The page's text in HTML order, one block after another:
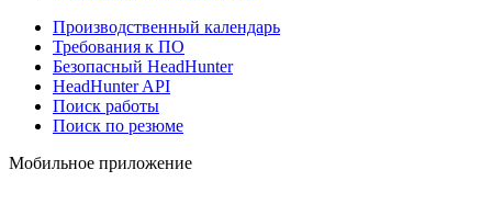
Производственный календарь
Требования к ПО
Безопасный HeadHunter
HeadHunter API
Поиск работы
Поиск по резюме
Мобильное приложение